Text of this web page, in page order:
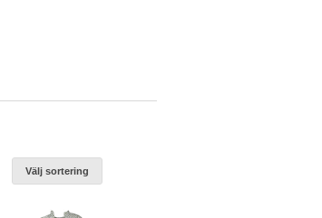
Välj sortering